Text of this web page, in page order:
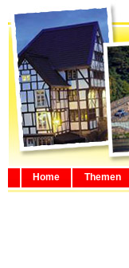
Home Themen